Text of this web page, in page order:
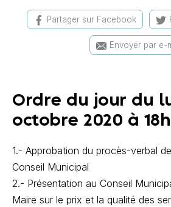
Partager sur Facebook
Envoyer par e-
Ordre du jour du
octobre 2020 à 18h
1.- Approbation du procès-verbal
Conseil Municipal
2.- Présentation au Conseil
Maire sur le prix et la qualité des